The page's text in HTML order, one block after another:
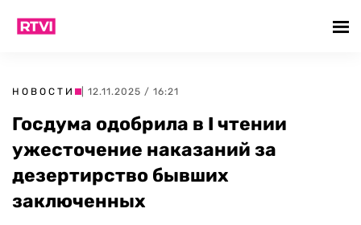
НОВОСТИ | 12.11.2025 / 16:21
Госдума одобрила в I чтении
ужесточение наказаний за
дезертирство бывших
заключенных